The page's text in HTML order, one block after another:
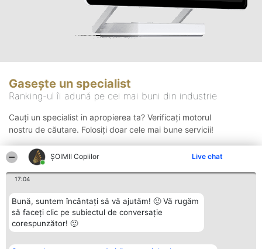
ȘOIMII Copiilor Live chat
17:04
Bună, suntem încântați să vă ajutăm! 🙂 Vă rugăm
să faceți clic pe subiectul de conversație
corespunzător! 🙂
Gasește un specialist
Ranking-ul îi adună pe cei mai buni din industrie
Cauți un specialist in apropierea ta? Verificați motorul
nostru de căutare. Folosiți doar cele mai bune servicii!